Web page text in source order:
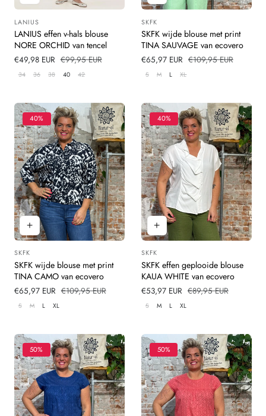
Leverancier:
LANIUS
LANIUS effen v-hals blouse
NORE ORCHID van tencel
Verkoopprijs
€49,98 EUR Normale
prijs
€99,95 EUR
34 36 38 40 42
Leverancier:
SKFK
SKFK wijde blouse met print
TINA SAUVAGE van ecovero
Verkoopprijs
€65,97 EUR Normale
€109,95 EUR
S M L XL
40%
Leverancier:
SKFK
SKFK wijde blouse met print
TINA CAMO van ecovero
Verkoopprijs
€65,97 EUR Normale
€109,95 EUR
S M L XL
40%
Leverancier:
SKFK
SKFK effen geplooide blouse
KAUA WHITE van ecovero
Verkoopprijs
€53,97 EUR Normale
€89,95 EUR
S M L XL
50% 50%